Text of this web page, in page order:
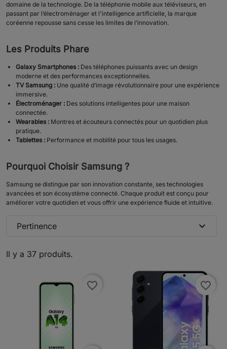
domaine de la technologie. De la téléphonie mobile aux téléviseurs, en
passant par l’électroménager et l'intelligence artificielle, la marque
coréenne repousse sans cesse les limites de l’innovation.
Les Produits Phare
Galaxy Smartphones : Des téléphones puissants avec un design
moderne et des performances exceptionnelles.
TV Samsung : Une qualité d’image révolutionnaire pour une expérience
immersive.
Électroménager : Des solutions intelligentes pour une maison
connectée.
Wearables : Montres et écouteurs connectés pour un quotidien plus
pratique.
Tablettes : Performance et mobilité pour tous les usages.
Pourquoi Choisir Samsung ?
Samsung se distingue par son innovation constante, ses technologies
avancées et son écosystème connecté. Chaque produit est conçu pour
améliorer votre quotidien et vous offrir une expérience fluide et intuitive.
Il y a 37 produits.
Pertinence expand_more
favorite_border favorite_border